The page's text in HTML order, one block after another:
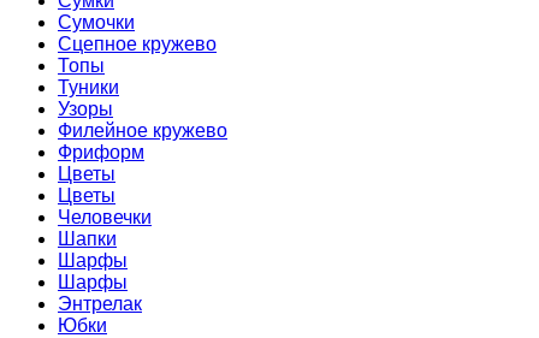
Сумочки
Сцепное кружево
Топы
Туники
Узоры
Филейное кружево
Фриформ
Цветы
Цветы
Человечки
Шапки
Шарфы
Шарфы
Энтрелак
Юбки